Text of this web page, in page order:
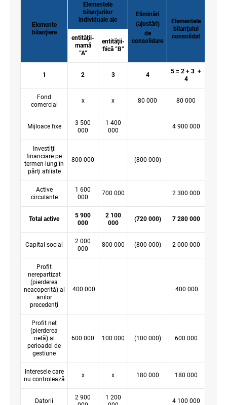
Elemente
bilanţiere
Elementele
bilanţurilor
individuale ale
Eliminări
(ajustări)
de
consolidare
Elementele
bilanţului
consolidat
entităţii-
mamă
”A”
entităţii-
fiică ”B”
1 2 3 4
5 = 2 + 3 +
4
Fond
comercial
x x 80 000 80 000
Mijloace fixe
3 500
000
1 400
000
4 900 000
Investiţii
financiare pe
termen lung în
părţi afiliate
800 000 (800 000)
Active
circulante
1 600
000
700 000 2 300 000
Total active
5 900
000
2 100
000
(720 000) 7 280 000
Capital social
2 000
000
800 000 (800 000) 2 000 000
Profit
nerepartizat
(pierderea
neacoperită) al
anilor
precedenţi
400 000 400 000
Profit net
(pierderea
netă) al
perioadei de
gestiune
600 000 100 000 (100 000) 600 000
Interesele care
nu controlează
x x 180 000 180 000
Datorii
2 900
1 200
4 100 000